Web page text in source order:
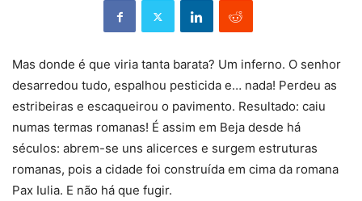
Mas donde é que viria tanta barata? Um inferno. O senhor
desarredou tudo, espalhou pesticida e… nada! Perdeu as
estribeiras e escaqueirou o pavimento. Resultado: caiu
numas termas romanas! É assim em Beja desde há
séculos: abrem-se uns alicerces e surgem estruturas
romanas, pois a cidade foi construída em cima da romana
Pax Iulia. E não há que fugir.